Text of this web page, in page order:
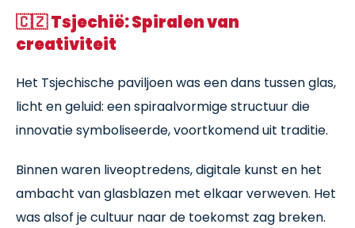
🇨🇿Tsjechië: Spiralen van
creativiteit
Het Tsjechische paviljoen was een dans tussen glas,
licht en geluid: een spiraalvormige structuur die
innovatie symboliseerde, voortkomend uit traditie.
Binnen waren liveoptredens, digitale kunst en het
ambacht van glasblazen met elkaar verweven. Het
was alsof je cultuur naar de toekomst zag breken.